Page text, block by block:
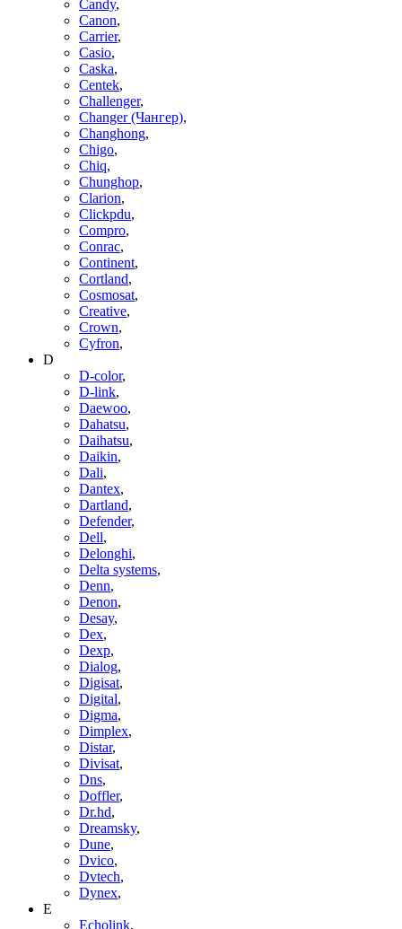
Candy,
Canon,
Carrier,
Casio,
Caska,
Centek,
Challenger,
Changer (Чангер),
Changhong,
Chigo,
Chiq,
Chunghop,
Clarion,
Clickpdu,
Compro,
Conrac,
Continent,
Cortland,
Cosmosat,
Creative,
Crown,
Cyfron,
D
D-color,
D-link,
Daewoo,
Dahatsu,
Daihatsu,
Daikin,
Dali,
Dantex,
Dartland,
Defender,
Dell,
Delonghi,
Delta systems,
Denn,
Denon,
Desay,
Dex,
Dexp,
Dialog,
Digisat,
Digital,
Digma,
Dimplex,
Distar,
Divisat,
Dns,
Doffler,
Dr.hd,
Dreamsky,
Dune,
Dvico,
Dvtech,
Dynex,
E
Echolink,